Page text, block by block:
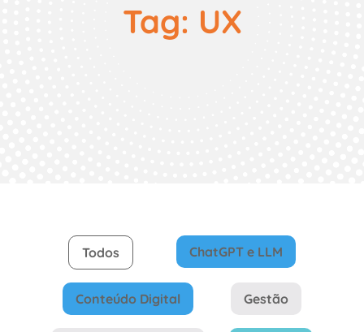
Tag: UX
Todos ChatGPT e LLM
Conteúdo Digital Gestão